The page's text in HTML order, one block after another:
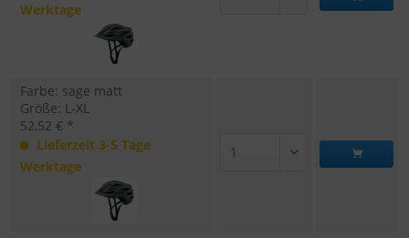
Werktage
Farbe: sage matt
Größe: L-XL
52,52 € *
Lieferzeit 3-5 Tage
Werktage